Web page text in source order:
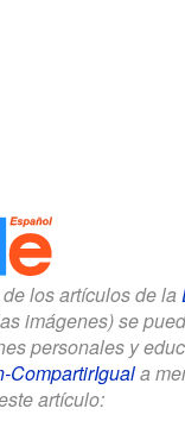
los artículos de la
imágenes) se
personales y
CompartirIguala
artículo: